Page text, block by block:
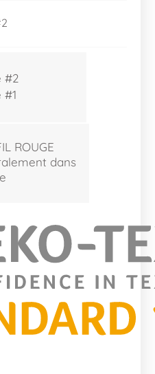
#2
ROUGE
dans